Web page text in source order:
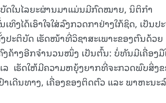
ດໃນໄລຍະຜ່ານມາແມ່ນມີກົດໝາຍ, ນິຕິກຳ
ງໄດ້ເອົາໃຈໃສ່ລົງກວດກາຢ່າງໃກ້ຊິດ, ເປັນປ
ຕິບັດ ເຮັດໜ້າທີ່ວິຊາສະເພາະຂອງຕົນດ້ວຍ
ຄ້າງອີກຈຳນວນໜຶ່ງ ເປັນຕົ້ນ: ບໍ່ທັນມີເຄື່ອງມື
ລ ເຮັດໃຫ້ມີຄວາມຫຍຸ້ງຍາກທີ່ຈະກວດພົບສິ່ງ
ດີນທາງ, ເຄື່ອງຂອງຕິດຕົວ ແລະ ພາຫະນະ
15.039(06-08-2026)